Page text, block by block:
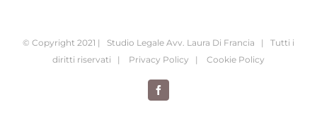
© Copyright 2021 | Studio Legale Avv. Laura Di Francia | Tutti i
diritti riservati |
Privacy Policy | Cookie Policy
Facebook